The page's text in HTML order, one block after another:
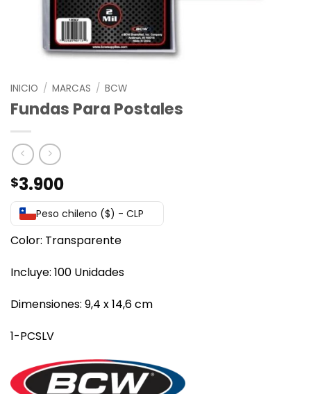
INICIO / MARCAS / BCW
Fundas Para Postales
$3.900
Peso chileno ($) - CLP
Color: Transparente
Incluye: 100 Unidades
Dimensiones: 9,4 x 14,6 cm
1-PCSLV